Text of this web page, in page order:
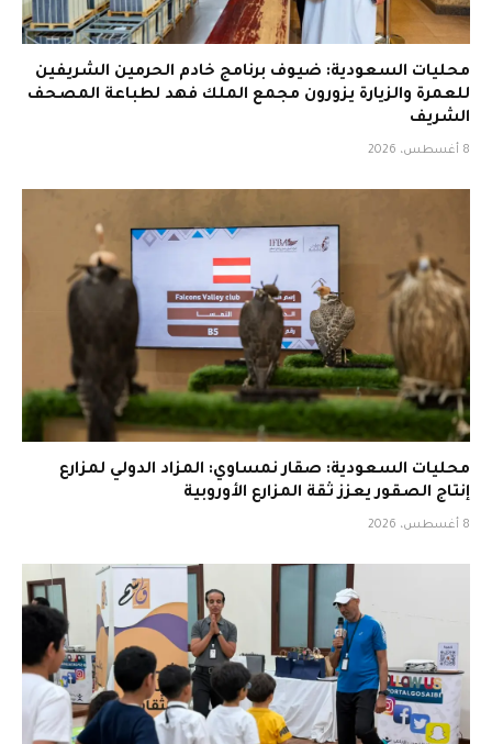
محليات السعودية: ضيوف برنامج خادم الحرمين الشريفين
للعمرة والزيارة يزورون مجمع الملك فهد لطباعة المصحف
الشريف
8 أغسطس، 2026
محليات السعودية: صقار نمساوي: المزاد الدولي لمزارع
إنتاج الصقور يعزز ثقة المزارع الأوروبية
8 أغسطس، 2026